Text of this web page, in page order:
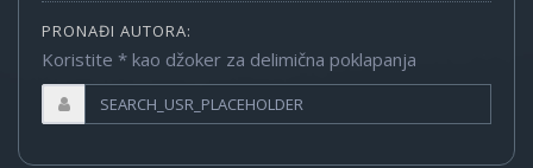
PRONAĐI AUTORA:
Koristite * kao džoker za delimična poklapanja